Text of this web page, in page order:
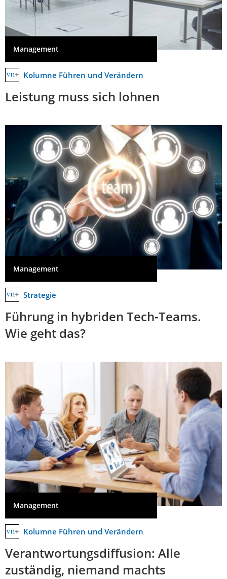
Management
Kolumne Führen und Verändern
Leistung muss sich lohnen
Management
Strategie
Führung in hybriden Tech-Teams.
Wie geht das?
Management
Kolumne Führen und Verändern
Verantwortungsdiffusion: Alle
zuständig, niemand machts